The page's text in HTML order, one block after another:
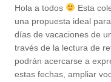
Hola a todos
Esta
una propuesta ideal
días de vacaciones de
través de la lectura de
podrán acercarse a
estas fechas, ampliar